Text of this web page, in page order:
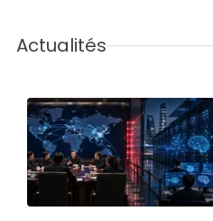
Actualités